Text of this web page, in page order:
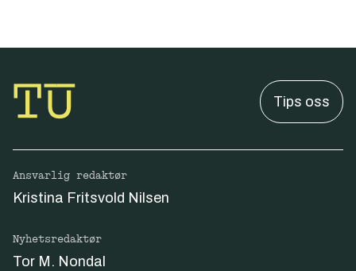
Tips oss
Ansvarlig redaktør
Kristina Fritsvold Nilsen
Nyhetsredaktør
Tor M. Nondal